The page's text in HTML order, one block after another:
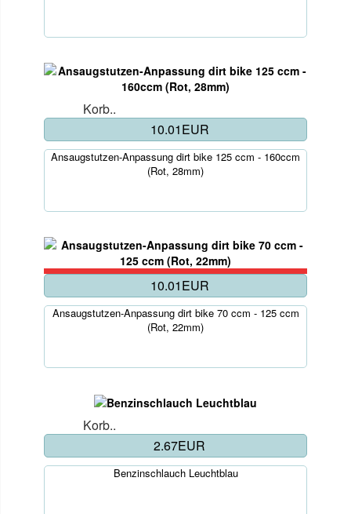
Korb..
10.01EUR
Ansaugstutzen-Anpassung dirt bike 125 ccm - 160ccm
(Rot, 28mm)
10.01EUR
Ansaugstutzen-Anpassung dirt bike 70 ccm - 125 ccm
(Rot, 22mm)
Korb..
2.67EUR
Benzinschlauch Leuchtblau